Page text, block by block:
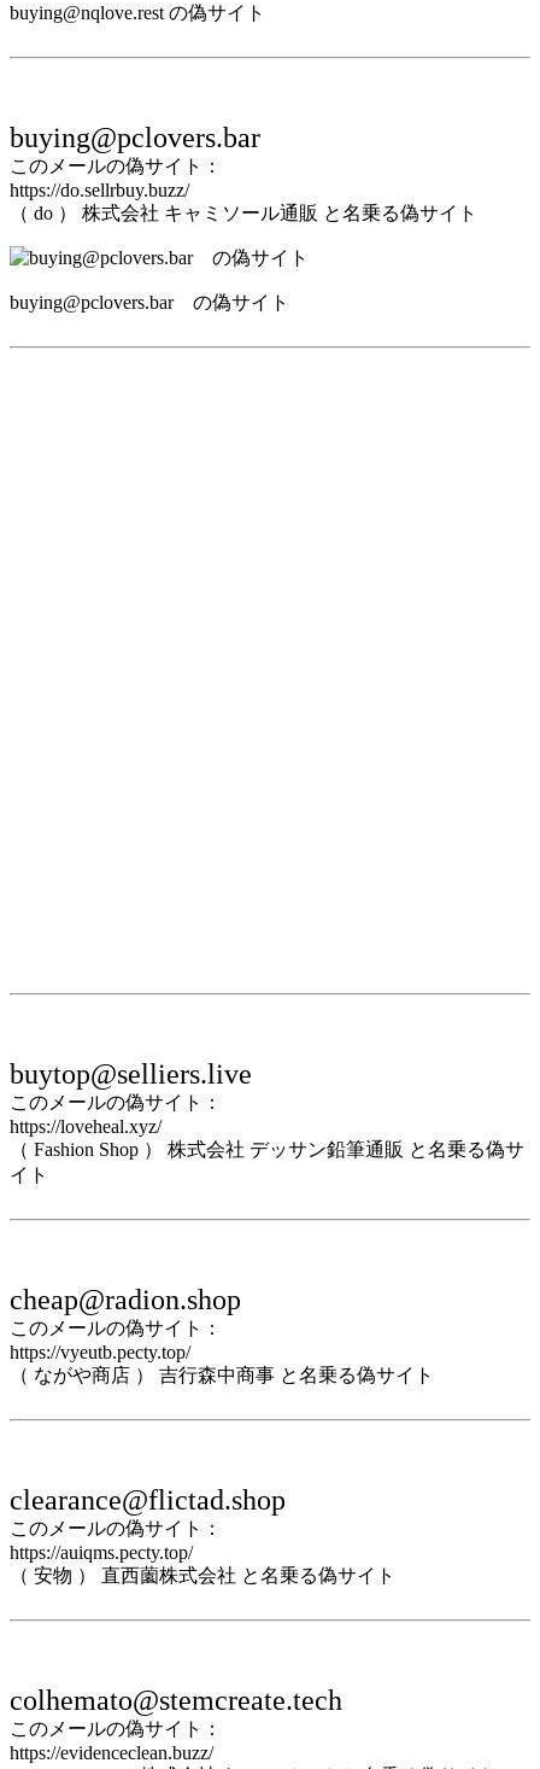
buying@nqlove.rest の偽サイト
buying@pclovers.bar
このメールの偽サイト：
https://do.sellrbuy.buzz/
（ do ） 株式会社 キャミソール通販 と名乗る偽サイト
buying@pclovers.bar の偽サイト
buytop@selliers.live
このメールの偽サイト：
https://loveheal.xyz/
（ Fashion Shop ） 株式会社 デッサン鉛筆通販 と名乗る偽サ
イト
cheap@radion.shop
このメールの偽サイト：
https://vyeutb.pecty.top/
（ ながや商店 ） 吉行森中商事 と名乗る偽サイト
clearance@flictad.shop
このメールの偽サイト：
https://auiqms.pecty.top/
（ 安物 ） 直西薗株式会社 と名乗る偽サイト
colhemato@stemcreate.tech
このメールの偽サイト：
https://evidenceclean.buzz/